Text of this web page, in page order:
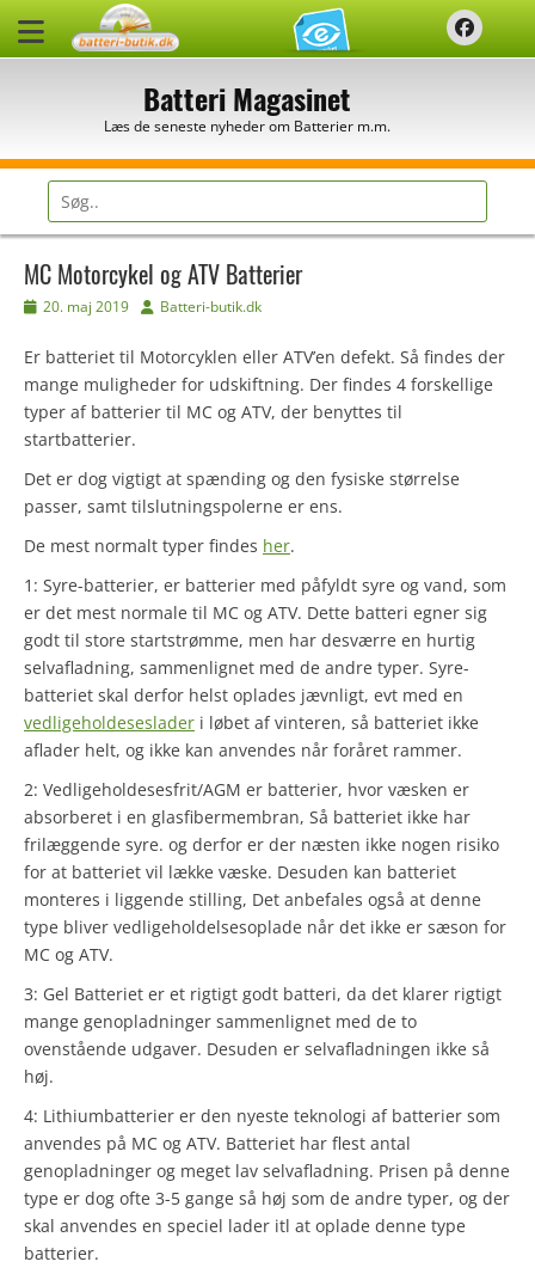
Batteri Magasinet
Læs de seneste nyheder om Batterier m.m.
Søg
efter:
MC Motorcykel og ATV Batterier
Udgivet
20. maj 2019 Forfatter
Batteri-butik.dk
Er batteriet til Motorcyklen eller ATV’en defekt. Så findes der
mange muligheder for udskiftning. Der findes 4 forskellige
typer af batterier til MC og ATV, der benyttes til
startbatterier.
Det er dog vigtigt at spænding og den fysiske størrelse
passer, samt tilslutningspolerne er ens.
De mest normalt typer findes her.
1: Syre-batterier, er batterier med påfyldt syre og vand, som
er det mest normale til MC og ATV. Dette batteri egner sig
godt til store startstrømme, men har desværre en hurtig
selvafladning, sammenlignet med de andre typer. Syre-
batteriet skal derfor helst oplades jævnligt, evt med en
vedligeholdeseslader i løbet af vinteren, så batteriet ikke
aflader helt, og ikke kan anvendes når foråret rammer.
2: Vedligeholdesesfrit/AGM er batterier, hvor væsken er
absorberet i en glasfibermembran, Så batteriet ikke har
frilæggende syre. og derfor er der næsten ikke nogen risiko
for at batteriet vil lække væske. Desuden kan batteriet
monteres i liggende stilling, Det anbefales også at denne
type bliver vedligeholdelsesoplade når det ikke er sæson for
MC og ATV.
3: Gel Batteriet er et rigtigt godt batteri, da det klarer rigtigt
mange genopladninger sammenlignet med de to
ovenstående udgaver. Desuden er selvafladningen ikke så
høj.
4: Lithiumbatterier er den nyeste teknologi af batterier som
anvendes på MC og ATV. Batteriet har flest antal
genopladninger og meget lav selvafladning. Prisen på denne
type er dog ofte 3-5 gange så høj som de andre typer, og der
skal anvendes en speciel lader itl at oplade denne type
batterier.